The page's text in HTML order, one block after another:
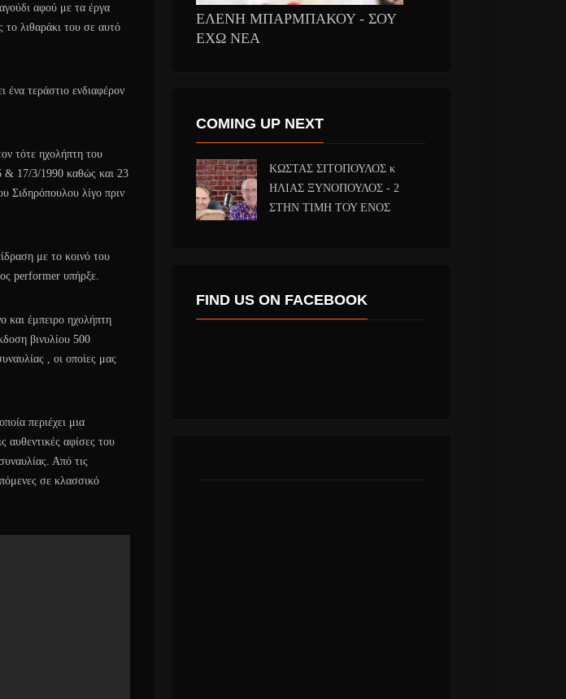
αφού με τα έργα
το λιθαράκι του σε αυτό
ένα τεράστιο ενδιαφέρον
τότε ηχολήπτη του
& 17/3/1990 καθώς και 23
Σιδηρόπουλου λίγο πριν
με το κοινό του
performer υπήρξε.
και έμπειρο ηχολήπτη
βινυλίου 500
, οι οποίες μας
περιέχει μια
αυθεντικές αφίσες του
Από τις
σε κλασσικό
ΕΛΕΝΗ ΜΠΑΡΜΠΑΚΟΥ - ΣΟΥ
ΕΧΩ ΝΕΑ
COMING UP NEXT
ΚΩΣΤΑΣ ΣΙΤΟΠΟΥΛΟΣ κ
ΗΛΙΑΣ ΞΥΝΟΠΟΥΛΟΣ - 2
ΣΤΗΝ ΤΙΜΗ ΤΟΥ ΕΝΟΣ
FIND US ON FACEBOOK